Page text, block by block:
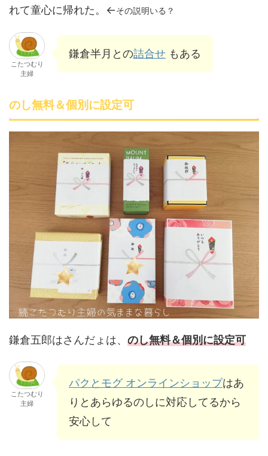
れて童心に帰れた。←その説明いる？
こたつむり
主婦
鎌倉半月との詰合せ もある
のし無料＆個別に設定可
鎌倉五郎はさんだょは、 のし無料＆個別に設定可
こたつむり
主婦
パクとモグ オンラインショップはあ
りとあらゆるのしに対応してるから
安心して